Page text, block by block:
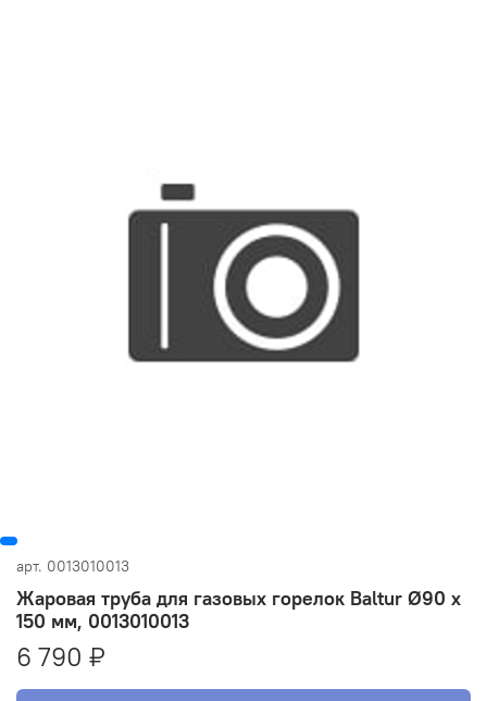
арт. 0013010013
Жаровая труба для газовых горелок Baltur Ø90 x
150 мм, 0013010013
6 790 ₽